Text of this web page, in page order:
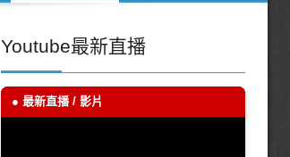
Youtube最新直播
● 最新直播 / 影片